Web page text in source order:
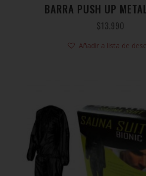
BARRA PUSH UP
$13.990
Añadir a lista de